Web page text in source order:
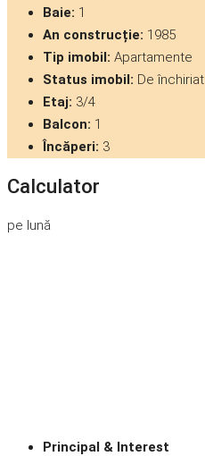
Baie: 1
An construcție: 1985
Tip imobil: Apartamente
Status imobil: De închiriat
Etaj: 3/4
Balcon: 1
Încăperi: 3
Calculator
pe lună
Principal & Interest